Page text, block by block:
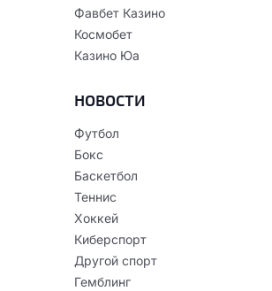
Фавбет Казино
Космобет
Казино Юа
НОВОСТИ
Футбол
Бокс
Баскетбол
Теннис
Хоккей
Киберспорт
Другой спорт
Гемблинг